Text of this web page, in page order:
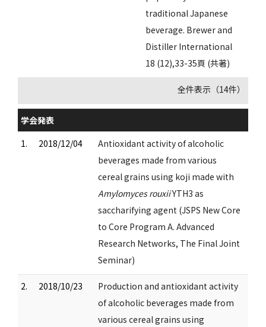
traditional Japanese
beverage. Brewer and
Distiller International
18 (12),33-35頁 (共著)
全件表示（14件）
学会発表
1.
2018/12/04
Antioxidant activity of alcoholic
beverages made from various
cereal grains using koji made with
Amylomyces rouxiiYTH3 as
saccharifying agent (JSPS New Core
to Core Program A. Advanced
Research Networks, The Final Joint
Seminar)
2. 2018/10/23
Production and antioxidant activity
of alcoholic beverages made from
various cereal grains using